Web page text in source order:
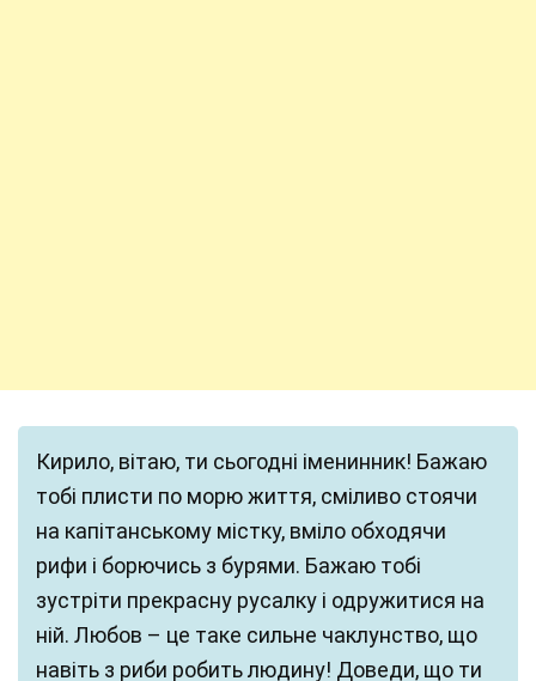
Кирило, вітаю, ти сьогодні іменинник! Бажаю
тобі плисти по морю життя, сміливо стоячи
на капітанському містку, вміло обходячи
рифи і борючись з бурями. Бажаю тобі
зустріти прекрасну русалку і одружитися на
ній. Любов – це таке сильне чаклунство, що
навіть з риби робить людину! Доведи, що ти